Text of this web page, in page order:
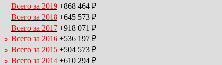
Всего за 2019 +868 464 ₽
Всего за 2018 +645 573 ₽
Всего за 2017 +918 071 ₽
Всего за 2016 +536 197 ₽
Всего за 2015 +504 573 ₽
Всего за 2014 +610 294 ₽